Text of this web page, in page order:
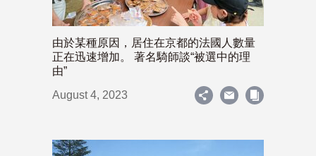
由於某種原因，居住在京都的法國人數量
正在迅速增加。 著名騎師談“被選中的理
由”
August 4, 2023